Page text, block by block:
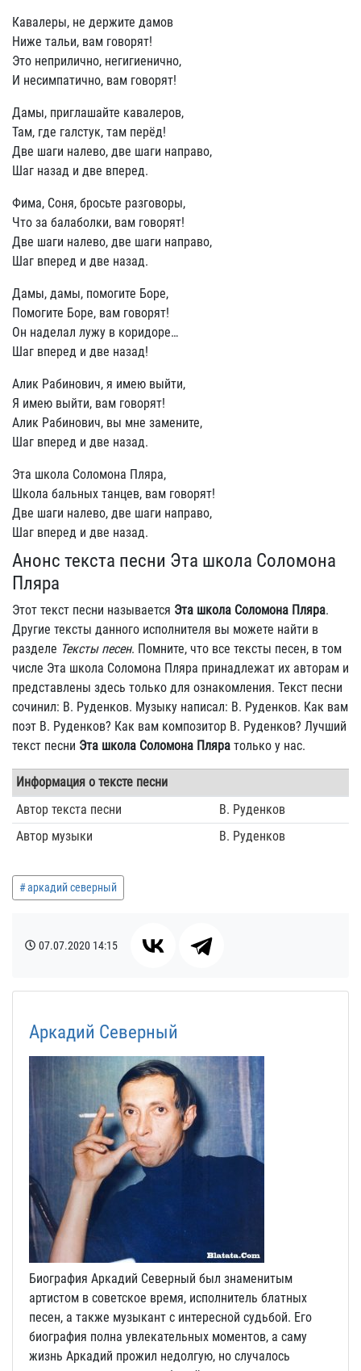
Кавалеры, не держите дамов
Ниже тальи, вам говорят!
Это неприлично, негигиенично,
И несимпатично, вам говорят!
Дамы, приглашайте кавалеров,
Там, где галстук, там перёд!
Две шаги налево, две шаги направо,
Шаг назад и две вперед.
Фима, Соня, бросьте разговоры,
Что за балаболки, вам говорят!
Две шаги налево, две шаги направо,
Шаг вперед и две назад.
Дамы, дамы, помогите Боре,
Помогите Боре, вам говорят!
Он наделал лужу в коридоре…
Шаг вперед и две назад!
Алик Рабинович, я имею выйти,
Я имею выйти, вам говорят!
Алик Рабинович, вы мне замените,
Шаг вперед и две назад.
Эта школа Соломона Пляра,
Школа бальных танцев, вам говорят!
Две шаги налево, две шаги направо,
Шаг вперед и две назад.
Анонс текста песни Эта школа Соломона
Пляра
Этот текст песни называется Эта школа Соломона Пляра.
Другие тексты данного исполнителя вы можете найти в
разделе Тексты песен. Помните, что все тексты песен, в том
числе Эта школа Соломона Пляра принадлежат их авторам и
представлены здесь только для ознакомления. Текст песни
сочинил: В. Руденков. Музыку написал: В. Руденков. Как вам
поэт В. Руденков? Как вам композитор В. Руденков? Лучший
текст песни Эта школа Соломона Пляра только у нас.
Информация о тексте песни
Автор текста песни
В. Руденков
Автор музыки
В. Руденков
аркадий северный
07.07.2020 14:15
Аркадий Северный
Биография Аркадий Северный был знаменитым
артистом в советское время, исполнитель блатных
песен, а также музыкант с интересной судьбой. Его
биография полна увлекательных моментов, а саму
жизнь Аркадий прожил недолгую, но случалось